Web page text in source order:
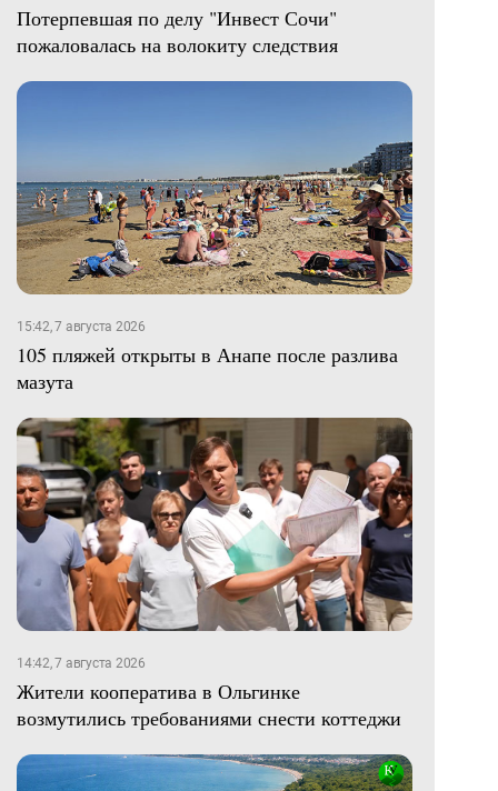
Потерпевшая по делу "Инвест Сочи"
пожаловалась на волокиту следствия
15:42, 7 августа 2026
105 пляжей открыты в Анапе после разлива
мазута
14:42, 7 августа 2026
Жители кооператива в Ольгинке
возмутились требованиями снести коттеджи